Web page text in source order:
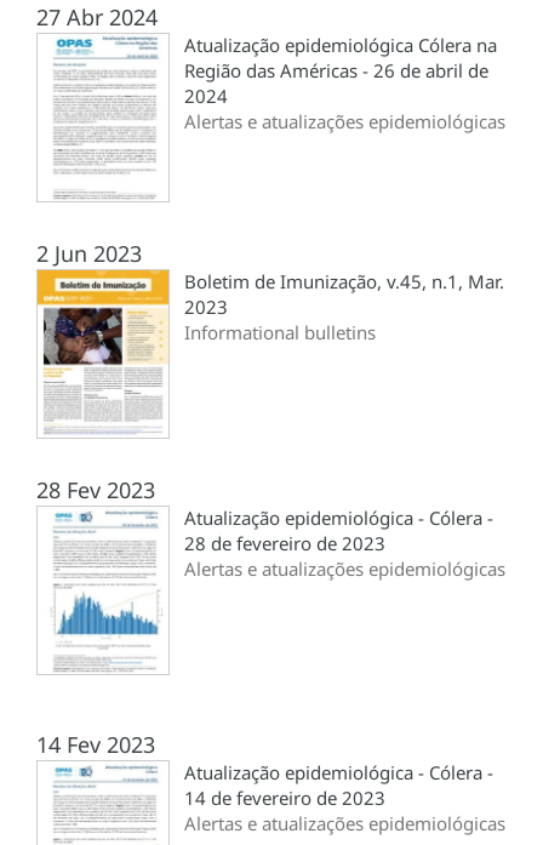
27 Abr 2024
Atualização epidemiológica Cólera na
Região das Américas - 26 de abril de
2024
Alertas e atualizações epidemiológicas
2 Jun 2023
Boletim de Imunização, v.45, n.1, Mar.
2023
Informational bulletins
28 Fev 2023
Atualização epidemiológica - Cólera -
28 de fevereiro de 2023
Alertas e atualizações epidemiológicas
14 Fev 2023
Atualização epidemiológica - Cólera -
14 de fevereiro de 2023
Alertas e atualizações epidemiológicas